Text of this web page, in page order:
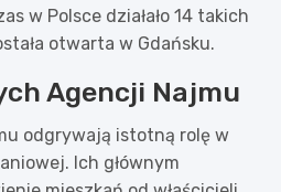
w Polsce działało 14 takich
otwarta w Gdańsku.
Agencji Najmu
odgrywają istotną rolę w
Ich głównym